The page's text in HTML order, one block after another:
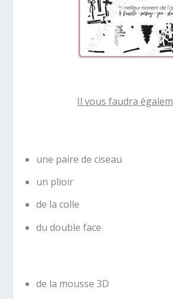
Il vous faudra
une paire de ciseau
un plioir
de la colle
du double face
de la mousse 3D